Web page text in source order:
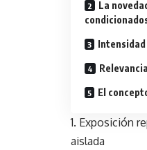
La
Intensidad
El
Exposición
aislada